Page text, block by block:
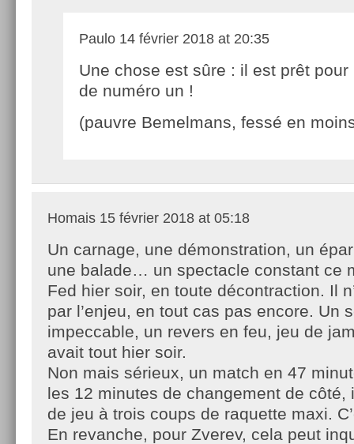
Paulo 14 février 2018 at 20:35
Une chose est sûre : il est prêt pour
de numéro un !
(pauvre Bemelmans, fessé en
Homais 15 février 2018 at 05:18
Un carnage, une démonstration, un
une balade… un spectacle constant ce
Fed hier soir, en toute décontraction. Il
par l’enjeu, en tout cas pas encore. Un
impeccable, un revers en feu, jeu de
avait tout hier soir.
Non mais sérieux, un match en 47
les 12 minutes de changement de côté,
de jeu à trois coups de raquette maxi.
En revanche, pour Zverev, cela peut